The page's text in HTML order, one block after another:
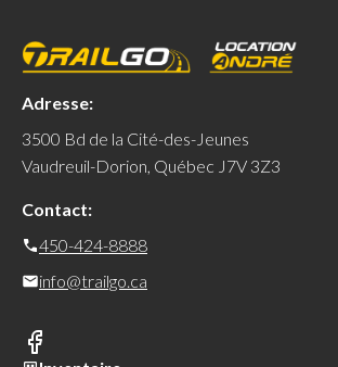
Adresse:
3500 Bd de la Cité-des-Jeunes
Vaudreuil-Dorion, Québec J7V 3Z3
Contact:
450-424-8888
info@trailgo.ca